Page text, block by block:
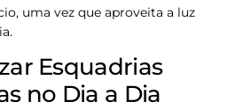
uma vez que aproveita a luz
Esquadrias
no Dia a Dia